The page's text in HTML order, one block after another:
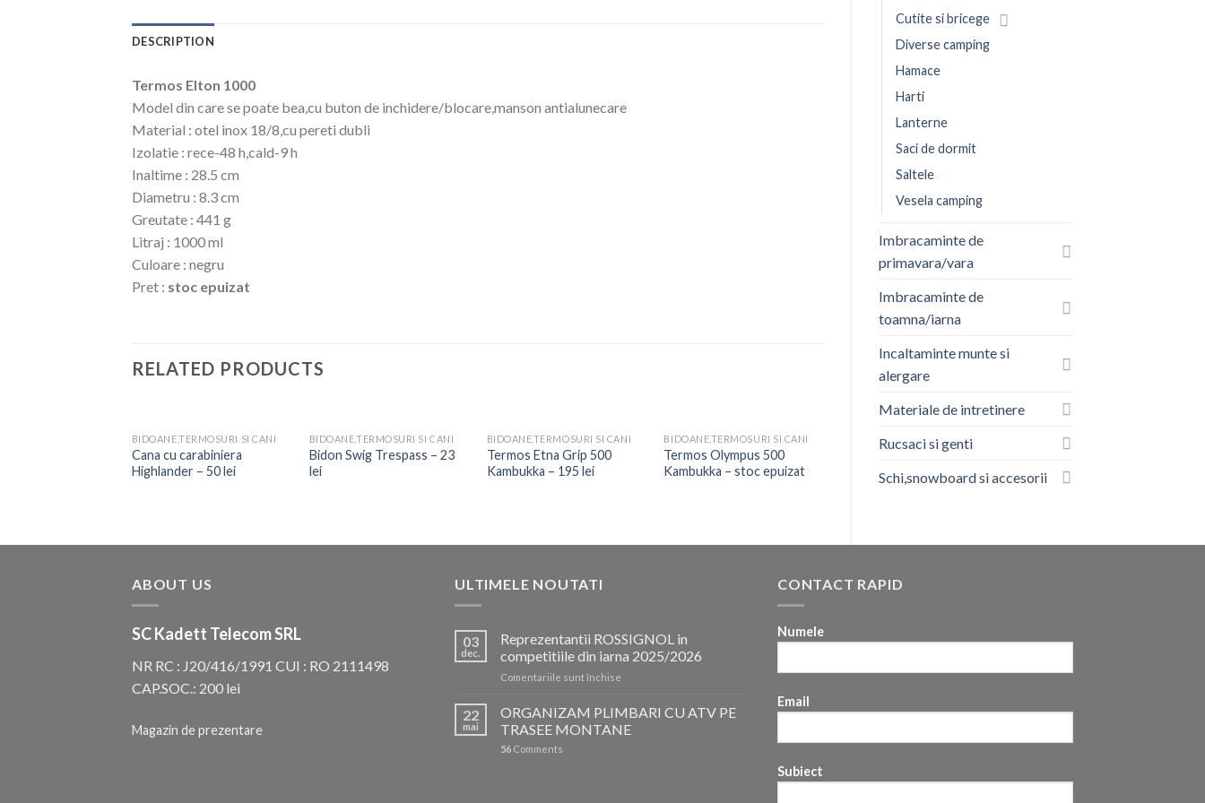
Cutite si bricege
Diverse camping
Hamace
Harti
Lanterne
Saci de dormit
Saltele
Vesela camping
Imbracaminte de
primavara/vara
Imbracaminte de
toamna/iarna
Incaltaminte munte si
alergare
Materiale de intretinere
Rucsaci si genti
Schi,snowboard si accesorii
DESCRIPTION
Termos Elton 1000
Model din care se poate bea,cu buton de inchidere/blocare,manson antialunecare
Material : otel inox 18/8,cu pereti dubli
Izolatie : rece-48 h,cald-9 h
Inaltime : 28.5 cm
Diametru : 8.3 cm
Greutate : 441 g
Litraj : 1000 ml
Culoare : negru
Pret : stoc epuizat
RELATED PRODUCTS
BIDOANE,TERMOSURI SI CANI
Cana cu carabiniera
Highlander – 50 lei
BIDOANE,TERMOSURI SI CANI
Bidon Swig Trespass – 23
lei
BIDOANE,TERMOSURI SI CANI
Termos Etna Grip 500
Kambukka – 195 lei
BIDOANE,TERMOSURI SI CANI
Termos Olympus 500
Kambukka – stoc epuizat
ABOUT US
SC Kadett Telecom SRL
NR RC : J20/416/1991 CUI : RO 2111498
CAP.SOC.: 200 lei
Magazin de prezentare
ULTIMELE NOUTATI
03
dec.
Reprezentantii ROSSIGNOL in
competitiile din iarna 2025/2026
Comentariile sunt închisepentru
ROSSIGNOL
competitiile
22
mai
ORGANIZAM PLIMBARI CU ATV PE
TRASEE MONTANE
56Comments
CONTACT RAPID
Numele
Email
Subiect